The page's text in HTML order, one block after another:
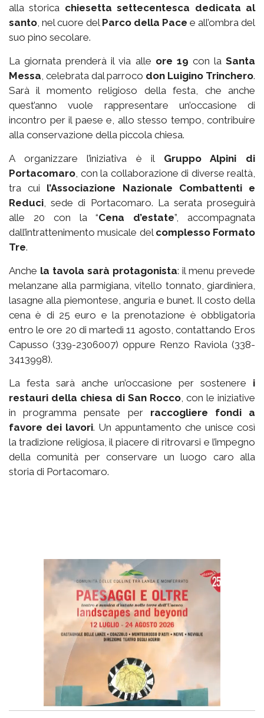
alla storica chiesetta settecentesca dedicata al
santo, nel cuore del Parco della Pace e all’ombra del
suo pino secolare.
La giornata prenderà il via alle ore 19 con laSanta
Messa, celebrata dal parroco don Luigino Trinchero.
Sarà il momento religioso della festa, che anche
quest’anno vuole rappresentare un’occasione di
incontro per il paese e, allo stesso tempo, contribuire
alla conservazione della piccola chiesa.
A organizzare l’iniziativa è il Gruppo Alpini di
Portacomaro, con la collaborazione di diverse realtà,
tra cui l’Associazione Nazionale Combattenti e
Reduci, sede di Portacomaro. La serata proseguirà
alle 20 con la “Cena d’estate”, accompagnata
dall’intrattenimento musicale del complesso Formato
Tre.
Anche la tavola sarà protagonista: il menu prevede
melanzane alla parmigiana, vitello tonnato, giardiniera,
lasagne alla piemontese, anguria e bunet. Il costo della
cena è di 25 euro e la prenotazione è obbligatoria
entro le ore 20 di martedì 11 agosto, contattando Eros
Capusso (339-2306007) oppure Renzo Raviola (338-
3413998).
La festa sarà anche un’occasione per sostenere i
restauri della chiesa di San Rocco, con le iniziative
in programma pensate per raccogliere fondi a
favore dei lavori. Un appuntamento che unisce così
la tradizione religiosa, il piacere di ritrovarsi e l’impegno
della comunità per conservare un luogo caro alla
storia di Portacomaro.